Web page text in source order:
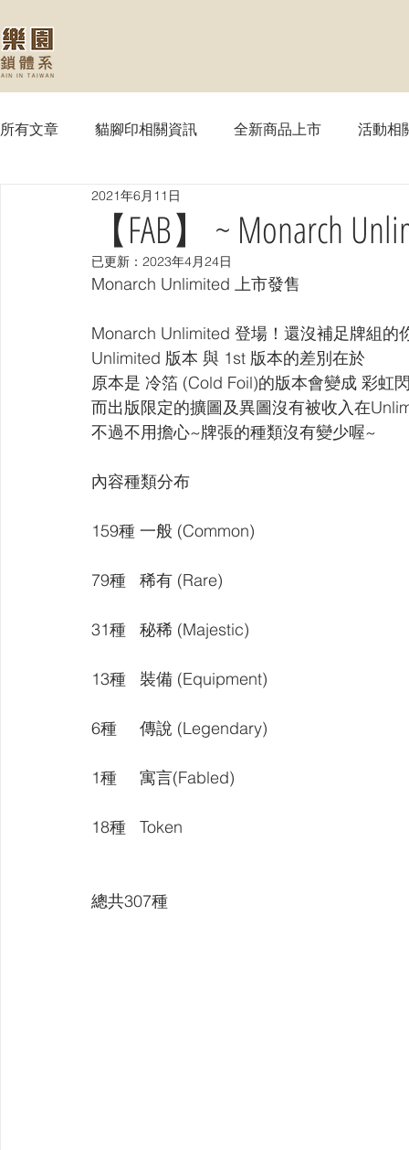
所有文章 貓腳印相關資訊 全新商品上市 活動相
【MTG】魔法風雲會
【SVE】闇影詩章 【WIXOSS】戰鬥少女
【OPTCG】航海王 【UA】UNION ARENA
【VIVIDZ】Vividz 【BS】Battle Spirits 【
【LC】最終編年史-無限
【FAB】 ~ Monarch
2021年6月11日
已更新： 2023年4月24日
Monarch Unlimited 上市發售
Monarch Unlimited 登場！還沒補足牌組的
Unlimited 版本 與 1st 版本的差別在於
原本是 冷箔 (Cold Foil)的版本會變成 彩虹
而出版限定的擴圖及異圖沒有被收入在
不過不用擔心~牌張的種類沒有變少喔~
內容種類分布
159種 一般 (Common)
79種   稀有 (Rare)
31種   秘稀 (Majestic)
13種   裝備 (Equipment)
6種     傳說 (Legendary)
1種     寓言(Fabled)
18種   Token
​總共307種​